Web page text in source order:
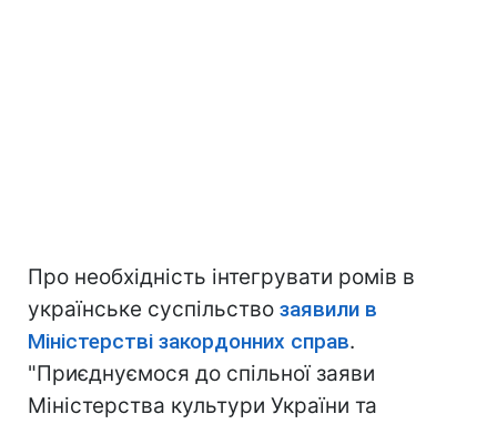
Про необхідність інтегрувати ромів в
українське суспільство заявили в
Міністерстві закордонних справ.
"Приєднуємося до спільної заяви
Міністерства культури України та